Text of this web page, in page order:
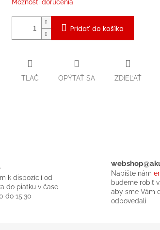
Možnosti doručenia
Pridať do košíka
TLAČ OPÝTAŤ SA ZDIEĽAŤ
k dispozícií od
do piatku v čase
do 15:30
Napíšte nám
budeme robiť
aby sme Vám
odpovedali